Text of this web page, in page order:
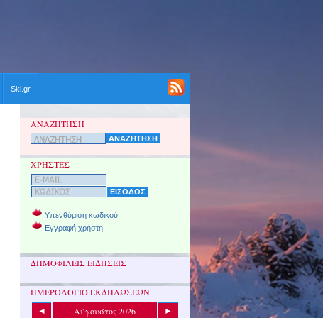
Ski.gr
ΑΝΑΖΗΤΗΣΗ
ΧΡΗΣΤΕΣ
Υπενθύμιση κωδικού
Εγγραφή χρήστη
ΔΗΜΟΦΙΛΕΙΣ ΕΙΔΗΣΕΙΣ
ΗΜΕΡΟΛΟΓΙΟ ΕΚΔΗΛΩΣΕΩΝ
◄ Αύγουστος 2026 ►